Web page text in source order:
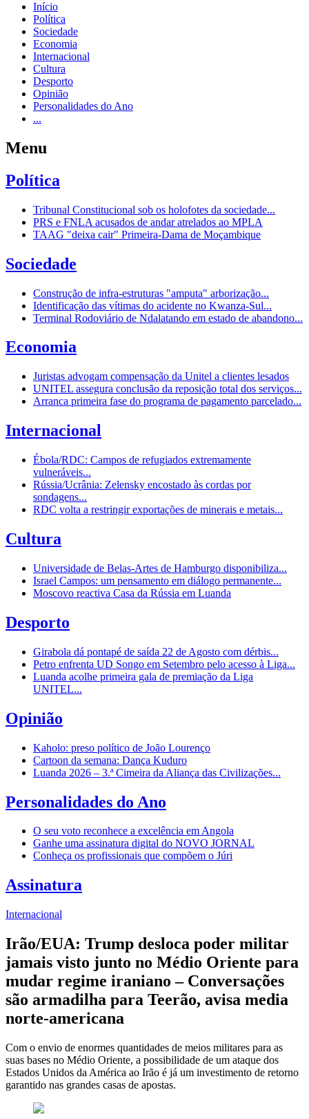
Início
Política
Sociedade
Economia
Internacional
Cultura
Desporto
Opinião
Personalidades do Ano
...
Menu
Política
Tribunal Constitucional sob os holofotes da sociedade...
PRS e FNLA acusados de andar atrelados ao MPLA
TAAG "deixa cair" Primeira-Dama de Moçambique
Sociedade
Construção de infra-estruturas "amputa" arborização...
Identificação das vítimas do acidente no Kwanza-Sul...
Terminal Rodoviário de Ndalatando em estado de abandono...
Economia
Juristas advogam compensação da Unitel a clientes lesados
UNITEL assegura conclusão da reposição total dos serviços...
Arranca primeira fase do programa de pagamento parcelado...
Internacional
Ébola/RDC: Campos de refugiados extremamente
vulneráveis...
Rússia/Ucrânia: Zelensky encostado às cordas por
sondagens...
RDC volta a restringir exportações de minerais e metais...
Cultura
Universidade de Belas-Artes de Hamburgo disponibiliza...
Israel Campos: um pensamento em diálogo permanente...
Moscovo reactiva Casa da Rússia em Luanda
Desporto
Girabola dá pontapé de saída 22 de Agosto com dérbis...
Petro enfrenta UD Songo em Setembro pelo acesso à Liga...
Luanda acolhe primeira gala de premiação da Liga
UNITEL...
Opinião
Kaholo: preso político de João Lourenço
Cartoon da semana: Dança Kuduro
Luanda 2026 – 3.ª Cimeira da Aliança das Civilizações...
Personalidades do Ano
O seu voto reconhece a excelência em Angola
Ganhe uma assinatura digital do NOVO JORNAL
Conheça os profissionais que compõem o Júri
Assinatura
Internacional
Irão/EUA: Trump desloca poder militar
jamais visto junto no Médio Oriente para
mudar regime iraniano – Conversações
são armadilha para Teerão, avisa media
norte-americana
Com o envio de enormes quantidades de meios militares para as
suas bases no Médio Oriente, a possibilidade de um ataque dos
Estados Unidos da América ao Irão é já um investimento de retorno
garantido nas grandes casas de apostas.